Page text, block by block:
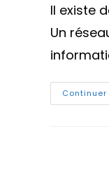
publication :
Il existe
Un
Continuer